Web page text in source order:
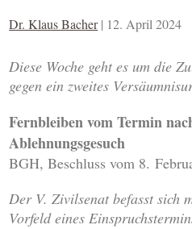
Dr. Klaus Bacher | 12. April 2024
Diese Woche geht es um die
gegen ein zweites
Fernbleiben vom Termin
Ablehnungsgesuch
BGH, Beschluss vom 8.
Der V. Zivilsenat befasst sich
Vorfeld eines